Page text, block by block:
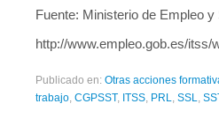
Fuente: Ministerio de Empleo
http://www.empleo.gob.es/itss/
Publicado en: Otras acciones
trabajo, CGPSST, ITSS, PRL, SSL,